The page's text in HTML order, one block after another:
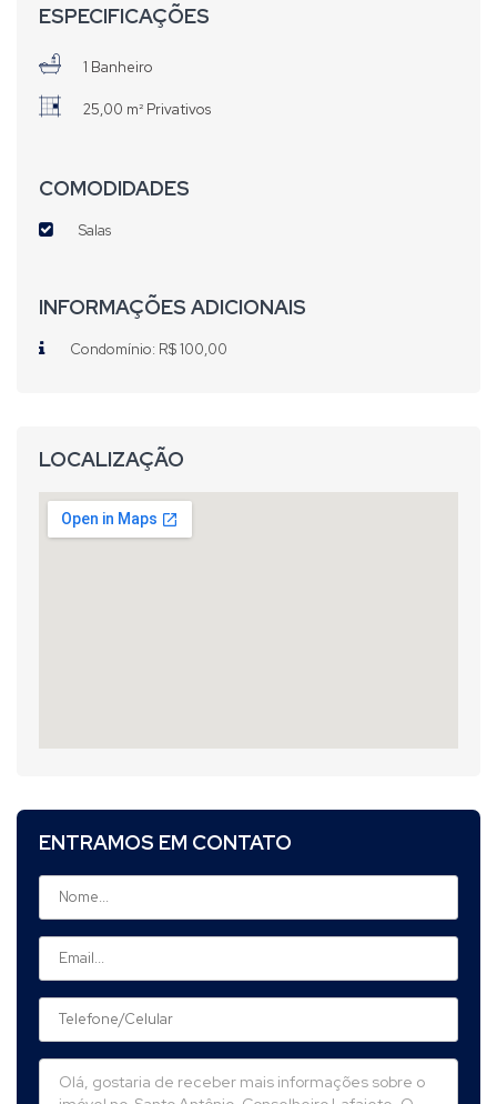
ESPECIFICAÇÕES
1 Banheiro
25,00 m² Privativos
COMODIDADES
Salas
INFORMAÇÕES ADICIONAIS
Condomínio: R$ 100,00
LOCALIZAÇÃO
ENTRAMOS EM CONTATO